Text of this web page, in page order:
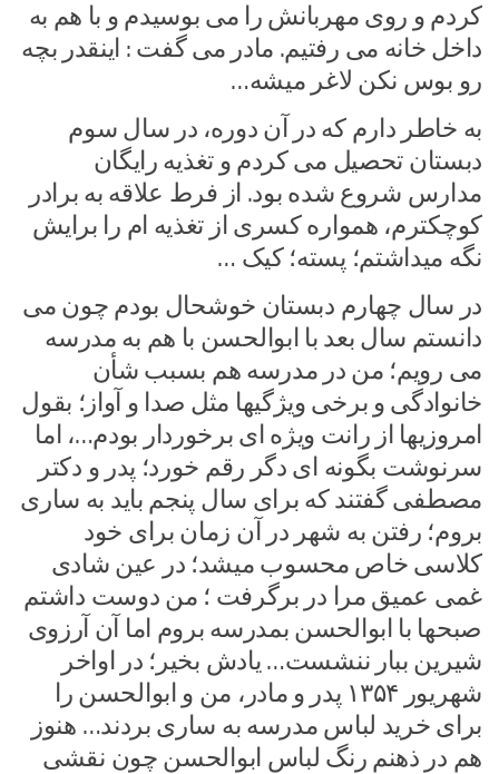
کردم و روی مهربانش را می بوسیدم و با هم به
داخل خانه می رفتیم. مادر می گفت : اینقدر بچه
رو بوس نکن لاغر میشه…
به خاطر دارم که در آن دوره، در سال سوم
دبستان تحصیل می کردم و تغذیه رایگان
مدارس شروع شده بود. از فرط علاقه به برادر
کوچکترم، همواره کسری از تغذیه ام را برایش
نگه میداشتم؛ پسته؛ کیک …
در سال چهارم دبستان خوشحال بودم چون می
دانستم سال بعد با ابوالحسن با هم به مدرسه
می رویم؛ من در مدرسه هم بسبب شأن
خانوادگی و برخی ویژگیها مثل صدا و آواز؛ بقول
امروزیها از رانت ویژه ای برخوردار بودم…، اما
سرنوشت بگونه ای دگر رقم خورد؛ پدر و دکتر
مصطفی گفتند که برای سال پنجم باید به ساری
بروم؛ رفتن به شهر در آن زمان برای خود
کلاسی خاص محسوب میشد؛ در عین شادی
غمی عمیق مرا در برگرفت ؛ من دوست داشتم
صبحها با ابوالحسن بمدرسه بروم اما آن آرزوی
شیرین ببار ننشست… یادش بخیر؛ در اواخر
شهریور ۱۳۵۴ پدر و مادر، من و ابوالحسن را
برای خرید لباس مدرسه به ساری بردند… هنوز
هم در ذهنم رنگ لباس ابوالحسن چون نقشی